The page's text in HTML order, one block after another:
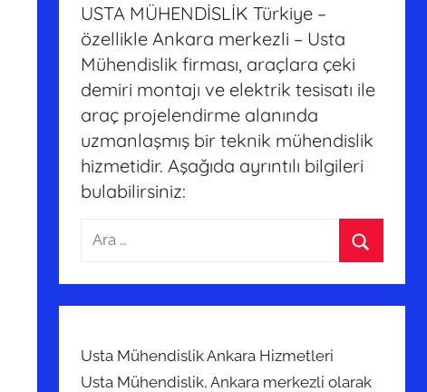
USTA MÜHENDİSLİK Türkiye –
özellikle Ankara merkezli – Usta
Mühendislik firması, araçlara çeki
demiri montajı ve elektrik tesisatı ile
araç projelendirme alanında
uzmanlaşmış bir teknik mühendislik
hizmetidir. Aşağıda ayrıntılı bilgileri
bulabilirsiniz:
Arama:
Usta Mühendislik Ankara Hizmetleri
Usta Mühendislik, Ankara merkezli olarak